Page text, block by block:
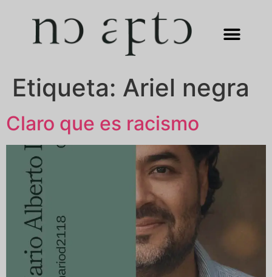
Etiqueta: Ariel negra
Claro que es racismo